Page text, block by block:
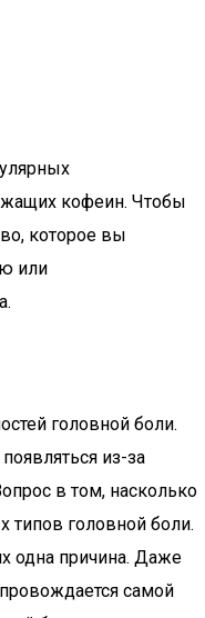
кофеин. Чтобы
которое вы
или
головной боли.
из-за
в том, насколько
типов головной боли.
одна причина. Даже
самой